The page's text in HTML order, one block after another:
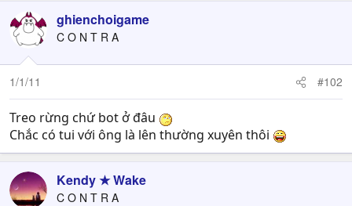
ghienchoigame
C O N T R A
1/1/11 #102
Treo rừng chứ bot ở đâu
Chắc có tui với ông là lên thường xuyên thôi
Kendy ★ Wake
C O N T R A